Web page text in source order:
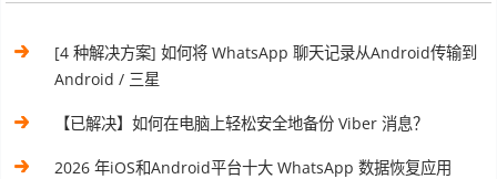
[4 种解决方案] 如何将 WhatsApp 聊天记录从Android传输到
Android / 三星
【已解决】如何在电脑上轻松安全地备份 Viber 消息？
2026 年iOS和Android平台十大 WhatsApp 数据恢复应用